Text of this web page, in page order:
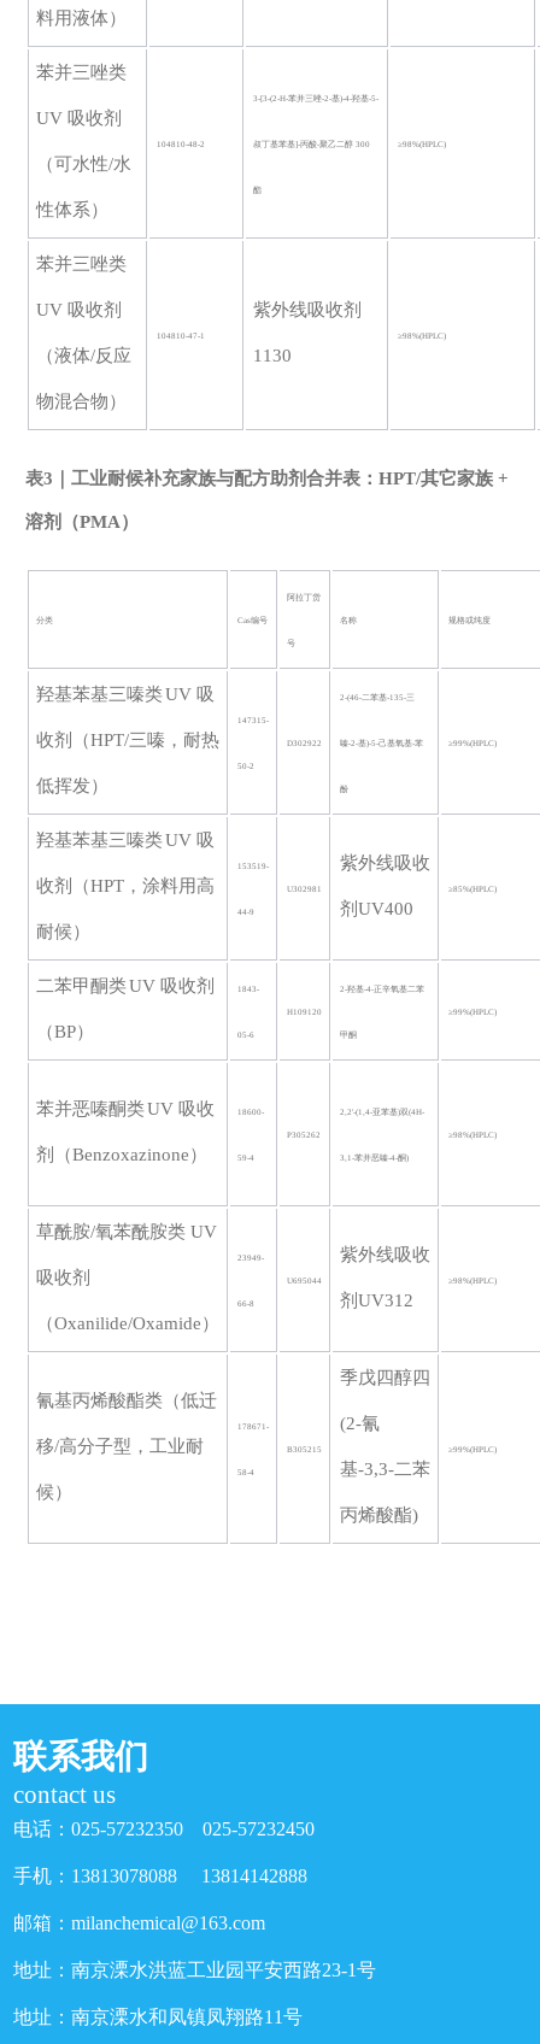
料用液体）
苯并三唑类
UV 吸收剂
（可水性/水
性体系）
104810-48-2
3-[3-(2-H-苯并三唑-2-基)-4-羟基-5-
叔丁基苯基]-丙酸-聚乙二醇 300
酯
≥98%(HPLC)
苯并三唑类
UV 吸收剂
（液体/反应
物混合物）
104810-47-1
紫外线吸收剂
1130
≥98%(HPLC)
表3｜工业耐候补充家族与配方助剂合并表：HPT/其它家族 +
溶剂（PMA）
分类 Cas编号
阿拉丁货
号
名称 规格或纯度
羟基苯基三嗪类UV 吸
收剂（HPT/三嗪，耐热
低挥发）
147315-
50-2
D302922
2-(46-二苯基-135-三
嗪-2-基)-5-己基氧基-苯
酚
≥99%(HPLC)
羟基苯基三嗪类UV 吸
收剂（HPT，涂料用高
耐候）
153519-
44-9
U302981
紫外线吸收
剂UV400
≥85%(HPLC)
二苯甲酮类UV 吸收剂
（BP）
1843-
05-6
H109120
2-羟基-4-正辛氧基二苯
甲酮
≥99%(HPLC)
苯并恶嗪酮类UV 吸收
剂（Benzoxazinone）
18600-
59-4
P305262
2,2'-(1,4-亚苯基)双(4H-
3,1-苯并恶嗪-4-酮)
≥98%(HPLC)
草酰胺/氧苯酰胺类 UV
吸收剂
（Oxanilide/Oxamide）
23949-
66-8
U695044
紫外线吸收
剂UV312
≥98%(HPLC)
氰基丙烯酸酯类（低迁
移/高分子型，工业耐
候）
178671-
58-4
B305215
季戊四醇四
(2-氰
基-3,3-二苯
丙烯酸酯)
≥99%(HPLC)
联系我们
contact us
电话：025-57232350 025-57232450
手机：13813078088 13814142888
邮箱：milanchemical@163.com
地址：南京溧水洪蓝工业园平安西路23-1号
地址：南京溧水和凤镇凤翔路11号